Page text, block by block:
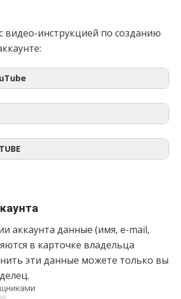
видео-инструкцией по созданию
аккаунта данные (имя, e-mail,
в карточке владельца
эти данные можете только вы